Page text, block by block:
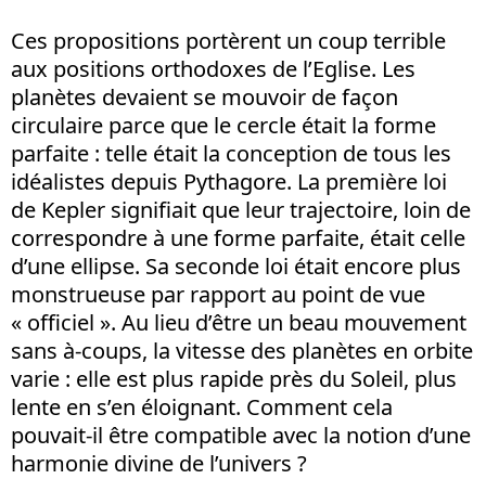
Ces propositions portèrent un coup terrible
aux positions orthodoxes de l’Eglise. Les
planètes devaient se mouvoir de façon
circulaire parce que le cercle était la forme
parfaite : telle était la conception de tous les
idéalistes depuis Pythagore. La première loi
de Kepler signifiait que leur trajectoire, loin de
correspondre à une forme parfaite, était celle
d’une ellipse. Sa seconde loi était encore plus
monstrueuse par rapport au point de vue
« officiel ». Au lieu d’être un beau mouvement
sans à-coups, la vitesse des planètes en orbite
varie : elle est plus rapide près du Soleil, plus
lente en s’en éloignant. Comment cela
pouvait-il être compatible avec la notion d’une
harmonie divine de l’univers ?